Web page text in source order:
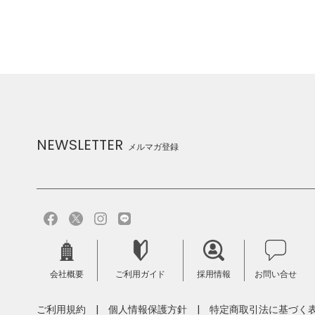
NEWSLETTER メルマガ登録
会社概要 ご利用ガイド 採用情報 お問い合せ
ご利用規約 個人情報保護方針 特定商取引法に基づく